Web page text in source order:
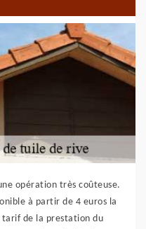
opération très coûteuse.
à partir de 4 euros la
tarif de la prestation du